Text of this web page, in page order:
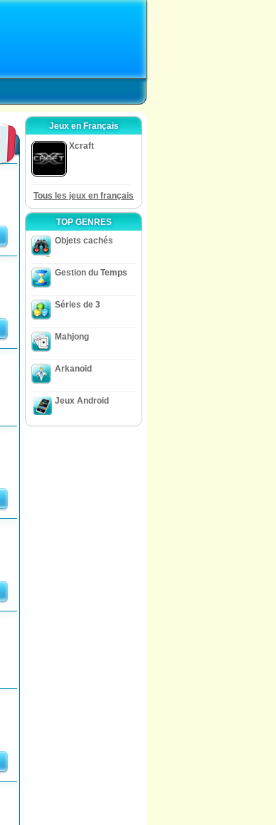
Jeux en Français
Xcraft
Tous les jeux en français
TOP GENRES
Objets cachés
Gestion du Temps
Séries de 3
Mahjong
Arkanoid
Jeux Android